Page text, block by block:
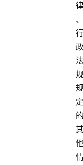
律
、
行
政
法
规
规
定
的
其
他
情